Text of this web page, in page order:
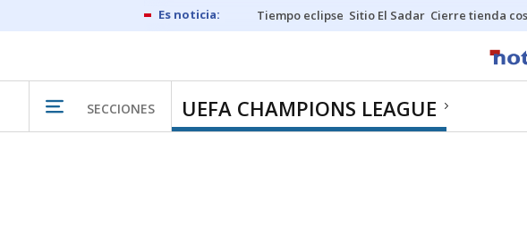
Tiempo eclipse Sitio El Sadar Cierre tienda
SECCIONES UEFA CHAMPIONS LEAGUE